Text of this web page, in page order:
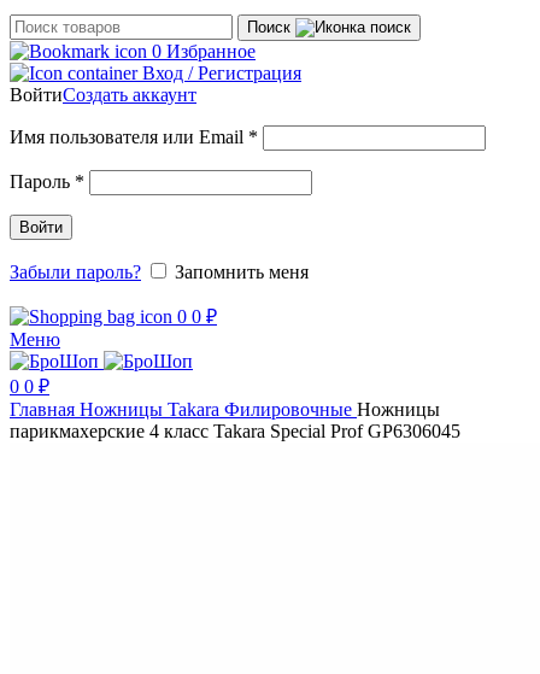
Поиск
0 Избранное
Вход / Регистрация
ВойтиСоздать аккаунт
Имя пользователя или Email *
Пароль *
Войти
Забыли пароль? Запомнить меня
0 0 ₽
Меню
0 0 ₽
Главная Ножницы Takara Филировочные Ножницы
парикмахерские 4 класс Takara Special Prof GP6306045